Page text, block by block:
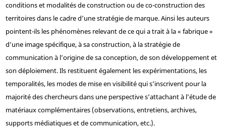
conditions et modalités de construction ou de co-construction des
territoires dans le cadre d’une stratégie de marque. Ainsi les auteurs
pointent-ils les phénomènes relevant de ce qui a trait à la « fabrique »
d’une image spécifique, à sa construction, à la stratégie de
communication à l’origine de sa conception, de son développement et
son déploiement. Ils restituent également les expérimentations, les
temporalités, les modes de mise en visibilité qui s’inscrivent pour la
majorité des chercheurs dans une perspective s’attachant à l’étude de
matériaux complémentaires (observations, entretiens, archives,
supports médiatiques et de communication, etc.).